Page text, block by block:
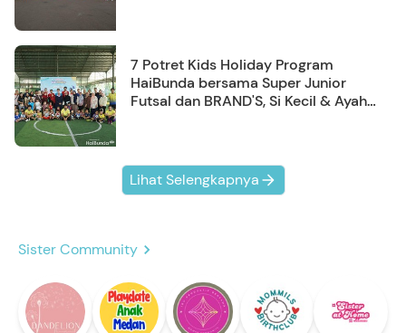
7 Potret Kids Holiday Program
HaiBunda bersama Super Junior
Futsal dan BRAND'S, Si Kecil & Ayah
Lihat Selengkapnya
Sister Community